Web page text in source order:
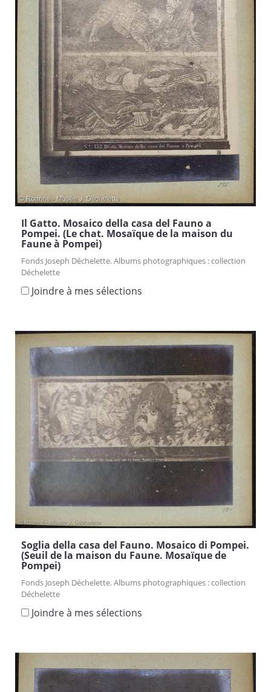
Il Gatto. Mosaico della casa del Fauno a
Pompei. (Le chat. Mosaïque de la maison du
Faune à Pompei)
Fonds Joseph Déchelette. Albums photographiques : collection
Déchelette
Joindre à mes sélections
Soglia della casa del Fauno. Mosaico di Pompei.
(Seuil de la maison du Faune. Mosaïque de
Pompei)
Fonds Joseph Déchelette. Albums photographiques : collection
Déchelette
Joindre à mes sélections